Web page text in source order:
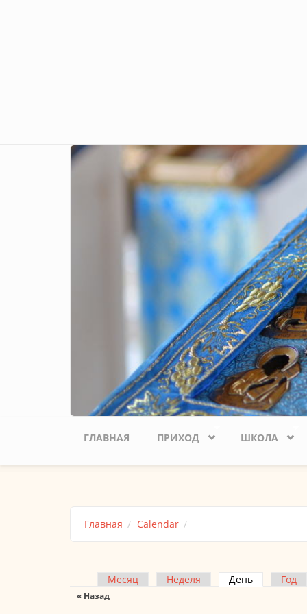
ГЛАВНАЯ ПРИХОД ШКОЛА
Главная Calendar
Главные вкладки
Месяц Неделя День (активная
Год
« Назад